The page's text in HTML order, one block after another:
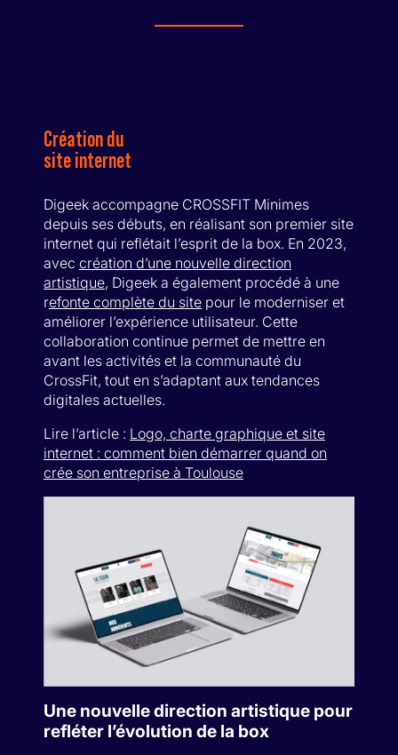
Création du
site internet
Digeek accompagne CROSSFIT Minimes
depuis ses débuts, en réalisant son premier site
internet qui reflétait l’esprit de la box. En 2023,
avec création d’une nouvelle direction
artistique, Digeek a également procédé à une
refonte complète du site pour le moderniser et
améliorer l’expérience utilisateur. Cette
collaboration continue permet de mettre en
avant les activités et la communauté du
CrossFit, tout en s’adaptant aux tendances
digitales actuelles.
Lire l’article : Logo, charte graphique et site
internet : comment bien démarrer quand on
crée son entreprise à Toulouse
Une nouvelle direction artistique pour
refléter l’évolution de la box